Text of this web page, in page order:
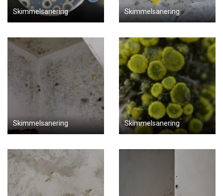
Skimmelsanering Skimmelsanering
Skimmelsanering Skimmelsanering